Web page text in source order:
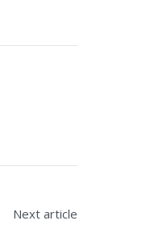
Next article